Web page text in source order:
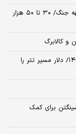
ادعای زلنسکی درباره اعزام سربازان کره شمالی به جبهه جنگ/ ۳۰ تا ۵۰ هزار
کالابرگ
پیش‌بینی قیمت طلا، دلار و سکه امروز 18 مرداد ۱۴۰۵/ دلار مسیر تتر را
برای کمک